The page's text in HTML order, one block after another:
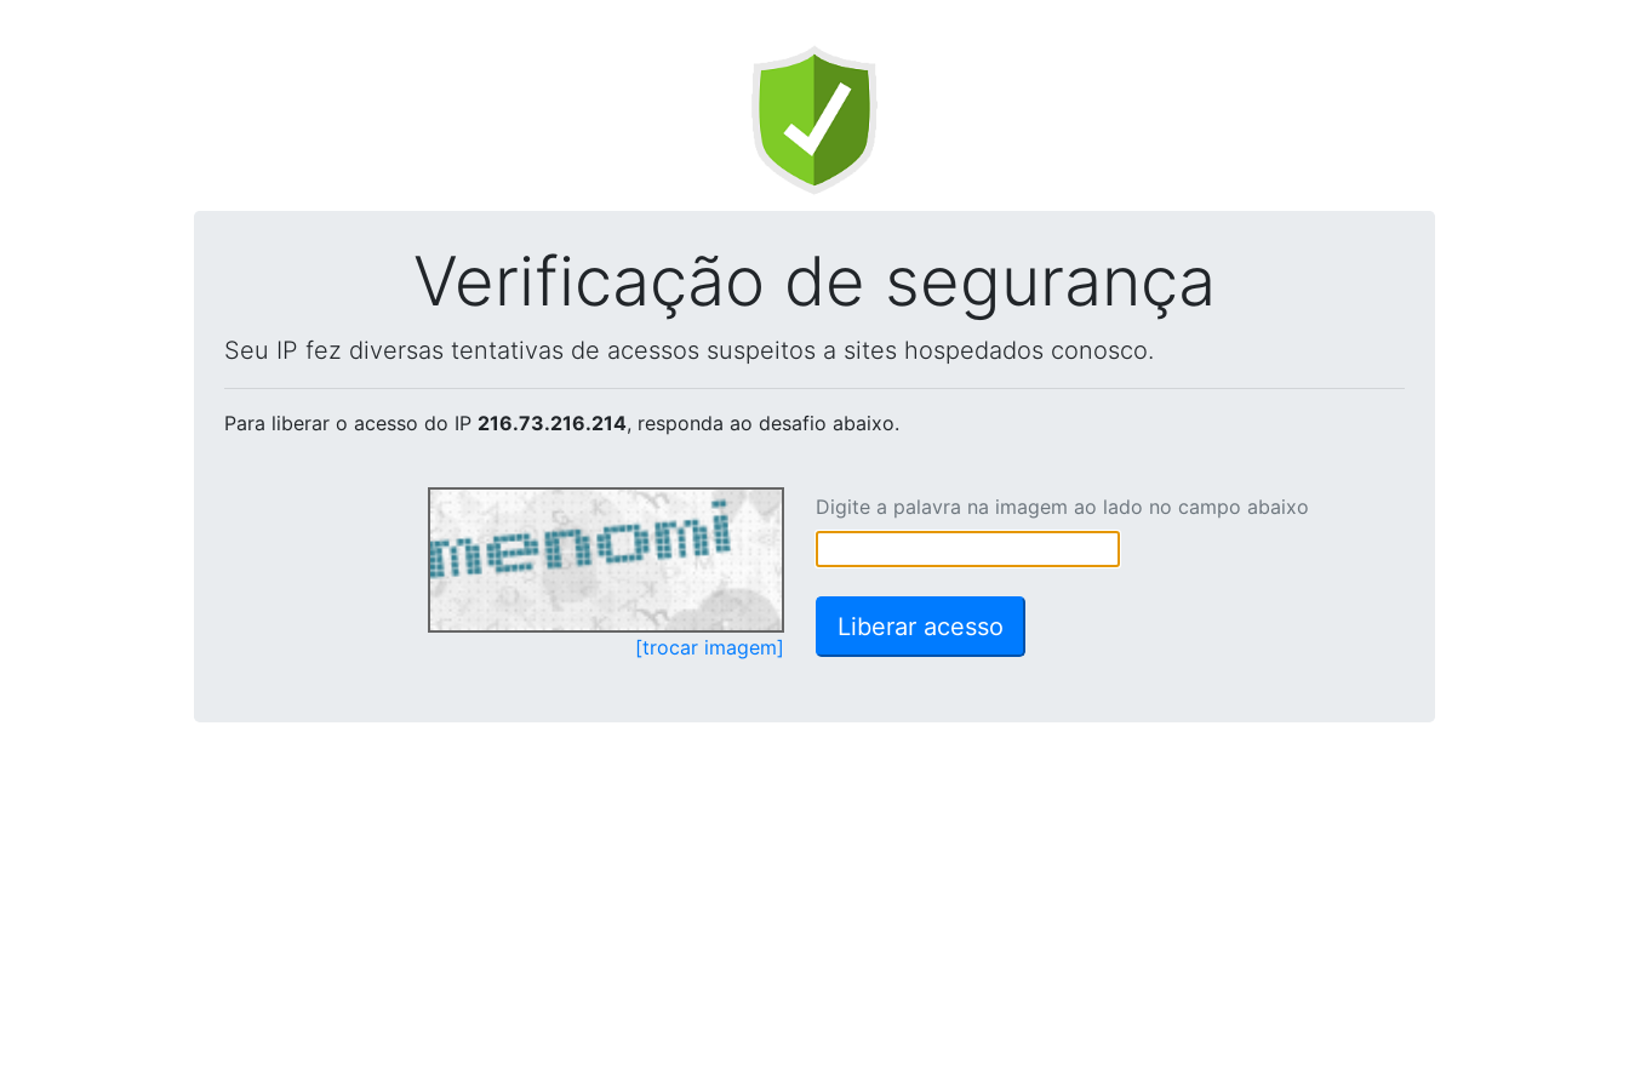
Verificação de segurança
Seu IP fez diversas tentativas de acessos suspeitos a sites hospedados conosco.
Para liberar o acesso do IP 216.73.216.214, responda ao desafio abaixo.
[trocar imagem]
Digite a palavra na imagem ao lado no campo abaixo